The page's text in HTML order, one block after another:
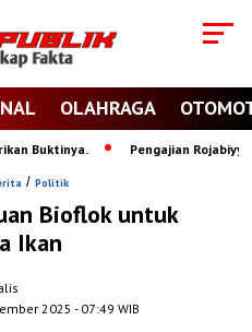
OLAHRAGA
Buktinya. Pengajian Rojabiyyah
/ Politik
Bioflok untuk
Ikan
2025 - 07:49 WIB